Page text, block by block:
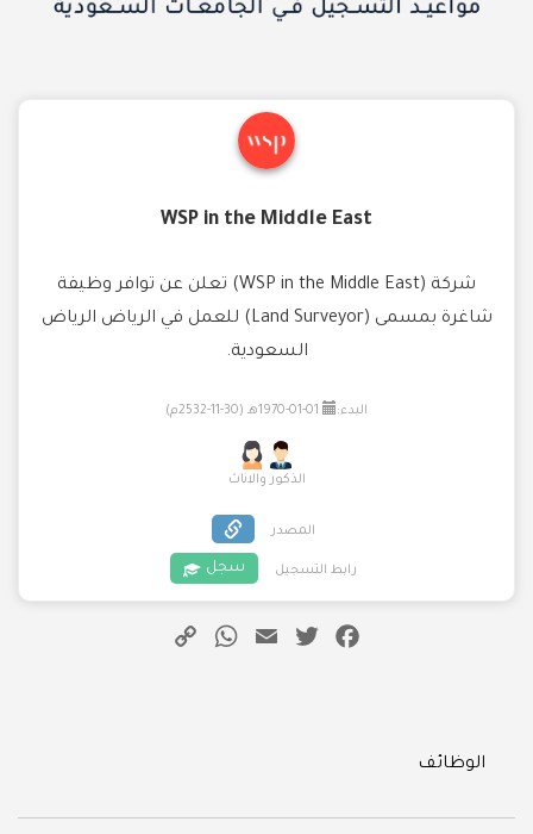
WSP in the Middle East
شركة (WSP in the Middle East) تعلن عن توافر وظيفة
شاغرة بمسمى (Land Surveyor) للعمل في الرياض الرياض
السعودية.
البدء:
الذكور والاناث
المصدر
رابط التسجيل سجل
Facebook
Twitter
Email
WhatsApp
Categories
الوظائف